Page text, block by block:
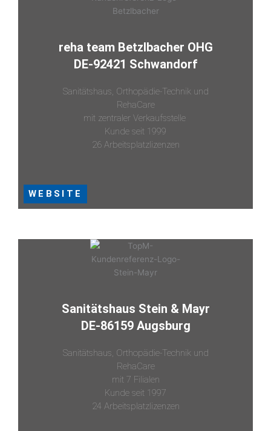
reha team Betzlbacher OHG
DE-92421 Schwandorf
Sanitätshaus, Orthopädie-Technik und
RehaCare
mit zentraler Verkaufsstelle
Kunde seit 1999
26 Arbeitsplatzlizenzen
WEBSITE
Sanitätshaus Stein & Mayr
DE-86159 Augsburg
Sanitätshaus, Orthopädie-Technik und
RehaCare
mit 7 Filialen
Kunde seit 1997
24 Arbeitsplatzlizenzen